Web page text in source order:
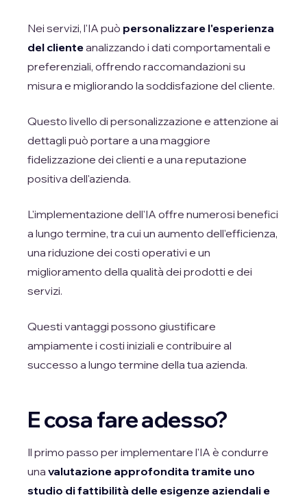
Nei servizi, l'IA può personalizzare l'esperienza
del clienteanalizzando i dati comportamentali e
preferenziali, offrendo raccomandazioni su
misura e migliorando la soddisfazione del cliente.
Questo livello di personalizzazione e attenzione ai
dettagli può portare a una maggiore
fidelizzazione dei clienti e a una reputazione
positiva dell'azienda.
L'implementazione dell'IA offre numerosi benefici
a lungo termine, tra cui un aumento dell'efficienza,
una riduzione dei costi operativi e un
miglioramento della qualità dei prodotti e dei
servizi.
Questi vantaggi possono giustificare
ampiamente i costi iniziali e contribuire al
successo a lungo termine della tua azienda.
E cosa fare adesso?
Il primo passo per implementare l'IA è condurre
una valutazione approfondita tramite uno
studio di fattibilità delle esigenze aziendali e